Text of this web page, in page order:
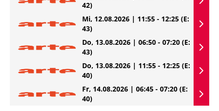
42)
Mi, 12.08.2026 | 11:55 - 12:25 (E:
43)
Do, 13.08.2026 | 06:50 - 07:20 (E:
43)
Do, 13.08.2026 | 11:55 - 12:25 (E:
40)
Fr, 14.08.2026 | 06:45 - 07:20 (E:
40)